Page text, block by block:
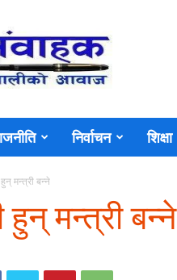
निर्वाचन शिक्षा
मन्त्री बन्ने
हुन् मन्त्री बन्ने